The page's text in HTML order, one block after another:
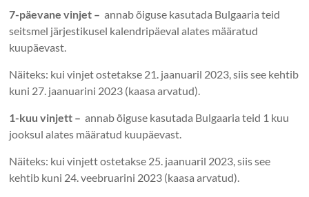
7-päevane vinjet – annab õiguse kasutada Bulgaaria teid
seitsmel järjestikusel kalendripäeval alates määratud
kuupäevast.
Näiteks: kui vinjet ostetakse 21. jaanuaril 2023, siis see kehtib
kuni 27. jaanuarini 2023 (kaasa arvatud).
1-kuu vinjett – annab õiguse kasutada Bulgaaria teid 1 kuu
jooksul alates määratud kuupäevast.
Näiteks: kui vinjett ostetakse 25. jaanuaril 2023, siis see
kehtib kuni 24. veebruarini 2023 (kaasa arvatud).